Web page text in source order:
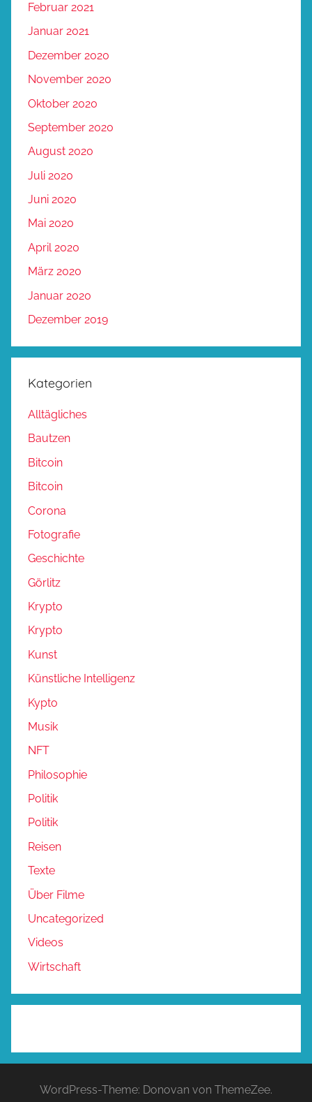
Februar 2021
Januar 2021
Dezember 2020
November 2020
Oktober 2020
September 2020
August 2020
Juli 2020
Juni 2020
Mai 2020
April 2020
März 2020
Januar 2020
Dezember 2019
Kategorien
Alltägliches
Bautzen
Bitcoin
Bitcoin
Corona
Fotografie
Geschichte
Görlitz
Krypto
Krypto
Kunst
Künstliche Intelligenz
Kypto
Musik
NFT
Philosophie
Politik
Politik
Reisen
Texte
Über Filme
Uncategorized
Videos
Wirtschaft
WordPress-Theme: Donovan von ThemeZee.